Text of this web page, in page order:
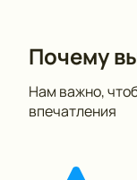
рабочих. Он
Фоном
мы наблюдаем
собственной
Почему
Нам важно,
впечатления